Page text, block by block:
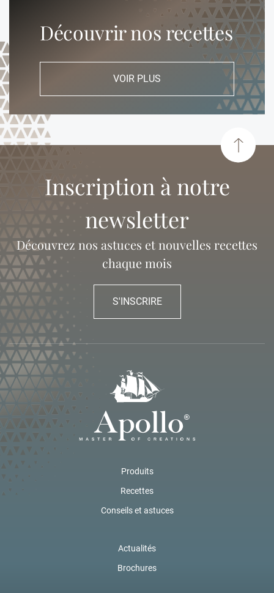
Découvrir nos recettes
VOIR PLUS
Inscription à notre
newsletter
Découvrez nos astuces et nouvelles recettes
chaque mois
S'INSCRIRE
Produits
Recettes
Conseils et astuces
Actualités
Brochures